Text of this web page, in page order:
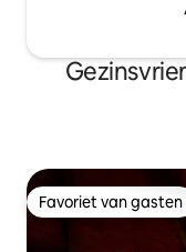
Favoriet van gasten
Favoriet van gasten